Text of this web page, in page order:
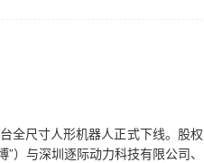
全尺寸人形机器人正式下线。股权
）与深圳逐际动力科技有限公司、